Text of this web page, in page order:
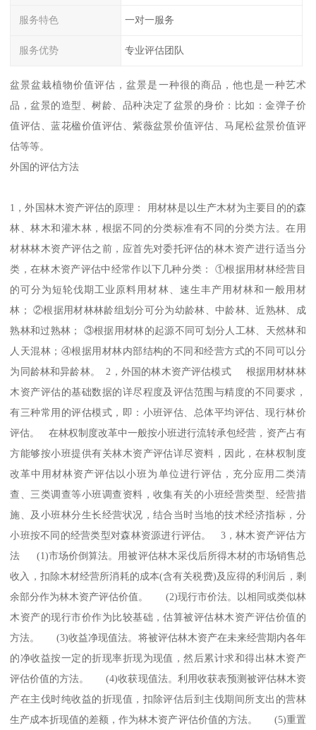
服务特色 一对一服务
服务优势 专业评估团队
盆景盆栽植物价值评估，盆景是一种很的商品，他也是一种艺术
品，盆景的造型、树龄、品种决定了盆景的身价：比如：金弹子价
值评估、蓝花楹价值评估、紫薇盆景价值评估、马尾松盆景价值评
估等等。
外国的评估方法
1，外国林木资产评估的原理： 用材林是以生产木材为主要目的的森
林、林木和灌木林，根据不同的分类标准有不同的分类方法。在用
材林林木资产评估之前，应首先对委托评估的林木资产进行适当分
类，在林木资产评估中经常作以下几种分类： ①根据用材林经营目
的可分为短轮伐期工业原料用材林、速生丰产用材林和一般用材
林； ②根据用材林林龄组划分可分为幼龄林、中龄林、近熟林、成
熟林和过熟林； ③根据用材林的起源不同可划分人工林、天然林和
人天混林；④根据用材林内部结构的不同和经营方式的不同可以分
为同龄林和异龄林。 2，外国的林木资产评估模式 根据用材林林
木资产评估的基础数据的详尽程度及评估范围与精度的不同要求，
有三种常用的评估模式，即：小班评估、总体平均评估、现行林价
评估。 在林权制度改革中一般按小班进行流转承包经营，资产占有
方能够按小班提供有关林木资产评估详尽资料，因此，在林权制度
改革中用材林资产评估以小班为单位进行评估，充分应用二类清
查、三类调查等小班调查资料，收集有关的小班经营类型、经营措
施、及小班林分生长经营状况，结合当时当地的技术经济指标，分
小班按不同的经营类型对森林资源进行评估。 3，林木资产评估方
法 (1)市场价倒算法。用被评估林木采伐后所得木材的市场销售总
收入，扣除木材经营所消耗的成本(含有关税费)及应得的利润后，剩
余部分作为林木资产评估价值。 (2)现行市价法。以相同或类似林
木资产的现行市价作为比较基础，估算被评估林木资产评估价值的
方法。 (3)收益净现值法。将被评估林木资产在未来经营期内各年
的净收益按一定的折现率折现为现值，然后累计求和得出林木资产
评估价值的方法。 (4)收获现值法。利用收获表预测被评估林木资
产在主伐时纯收益的折现值，扣除评估后到主伐期间所支出的营林
生产成本折现值的差额，作为林木资产评估价值的方法。 (5)重置